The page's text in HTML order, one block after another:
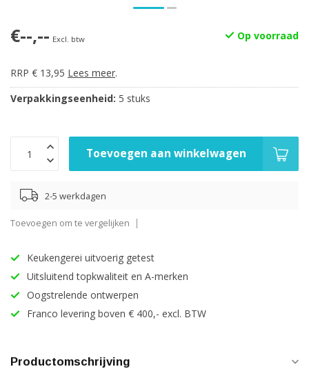
€--,-- Excl. btw Op voorraad
RRP € 13,95 Lees meer.
Verpakkingseenheid: 5 stuks
Toevoegen aan winkelwagen
2-5 werkdagen
Toevoegen om te vergelijken
Keukengerei uitvoerig getest
Uitsluitend topkwaliteit en A-merken
Oogstrelende ontwerpen
Franco levering boven € 400,- excl. BTW
Productomschrijving